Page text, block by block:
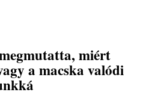
miért
a macska valódi